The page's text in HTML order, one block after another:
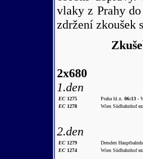
vlaky z Prahy
zdržení zkoušek
2x680
1.den
EC 1275 Praha hl.n. 06:13 -
EC 1278 Wien Südbahnhof
2.den
EC 1279 Dresden
EC 1274 Wien Südbahnhof